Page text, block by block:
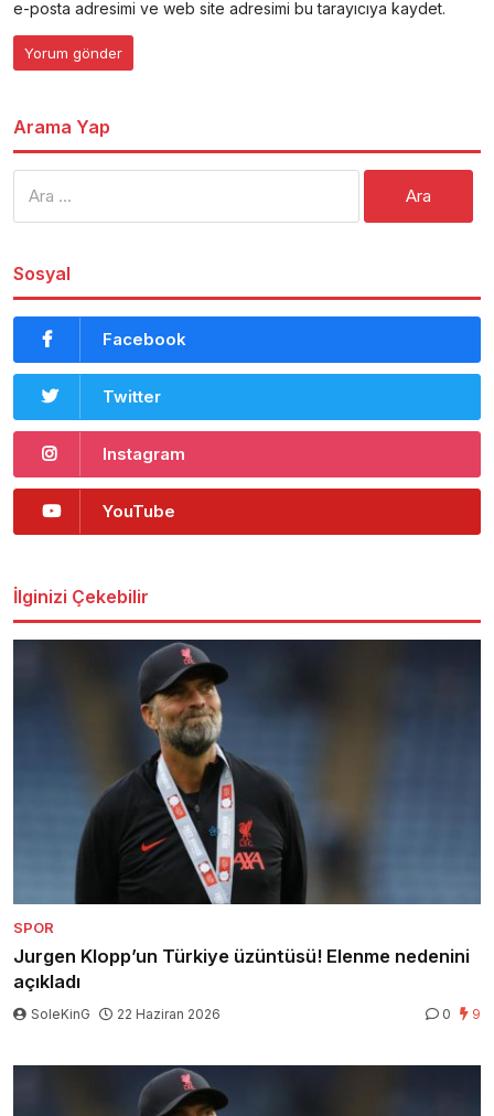
e-posta adresimi ve web site adresimi bu tarayıcıya kaydet.
Arama Yap
Sosyal
Facebook
Twitter
Instagram
YouTube
İlginizi Çekebilir
SPOR
Jurgen Klopp’un Türkiye üzüntüsü! Elenme nedenini
açıkladı
SoleKinG 22 Haziran 2026 0 9